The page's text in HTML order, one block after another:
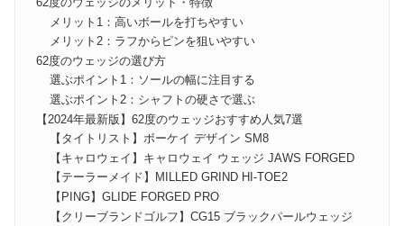
メリット1：高いボールを打ちやすい
メリット2：ラフからピンを狙いやすい
62度のウェッジの選び方
選ぶポイント1：ソールの幅に注目する
選ぶポイント2：シャフトの硬さで選ぶ
【2024年最新版】62度のウェッジおすすめ人気7選
【タイトリスト】ボーケイ デザイン SM8
【キャロウェイ】キャロウェイ ウェッジ JAWS FORGED
【テーラーメイド】MILLED GRIND HI-TOE2
【PING】GLIDE FORGED PRO
【クリーブランドゴルフ】CG15 ブラックパールウェッジ